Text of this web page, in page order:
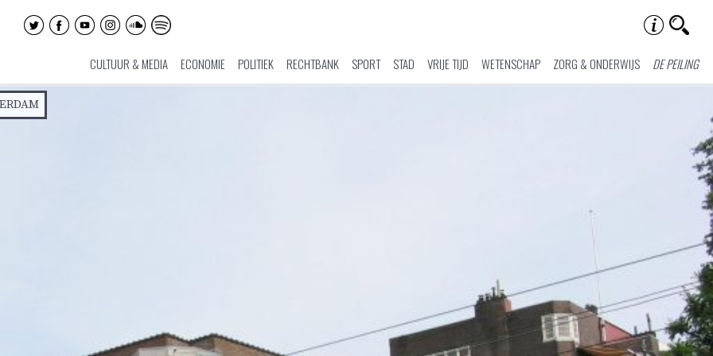
CULTUUR & MEDIA ECONOMIE POLITIEK RECHTBANK SPORT STAD VRIJE TIJD WETENSCHAP ZORG & ONDERWIJS DE PEILING